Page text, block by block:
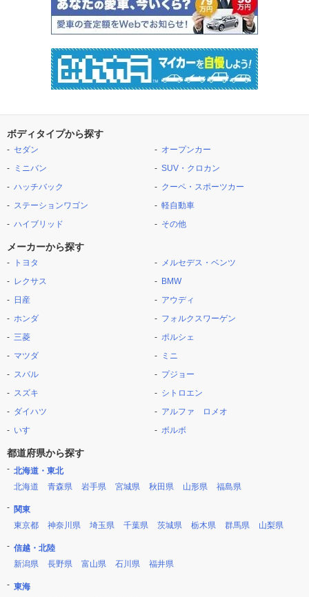
ボディタイプから探す
セダン
ミニバン
ハッチバック
ステーションワゴン
ハイブリッド
オープンカー
SUV・クロカン
クーペ・スポーツカー
軽自動車
その他
メーカーから探す
トヨタ
レクサス
日産
ホンダ
三菱
マツダ
スバル
スズキ
ダイハツ
いすゞ
メルセデス・ベンツ
BMW
アウディ
フォルクスワーゲン
ポルシェ
ミニ
プジョー
シトロエン
アルファ ロメオ
ボルボ
都道府県から探す
北海道・東北
北海道
青森県 岩手県 宮城県 秋田県 山形県 福島県
関東
東京都
神奈川県 埼玉県 千葉県 茨城県 栃木県 群馬県 山梨県
信越・北陸
新潟県
長野県 富山県 石川県 福井県
東海